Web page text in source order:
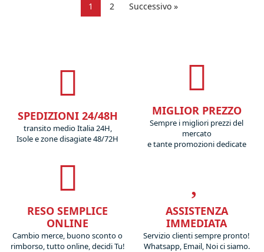
1 2 Successivo »
SPEDIZIONI 24/48H
transito medio Italia 24H,
Isole e zone disagiate 48/72H
MIGLIOR PREZZO
Sempre i migliori prezzi del
mercato
e tante promozioni dedicate
RESO SEMPLICE
ONLINE
Cambio merce, buono sconto o
rimborso, tutto online, decidi Tu!
ASSISTENZA
IMMEDIATA
Servizio clienti sempre pronto!
Whatsapp, Email, Noi ci siamo.